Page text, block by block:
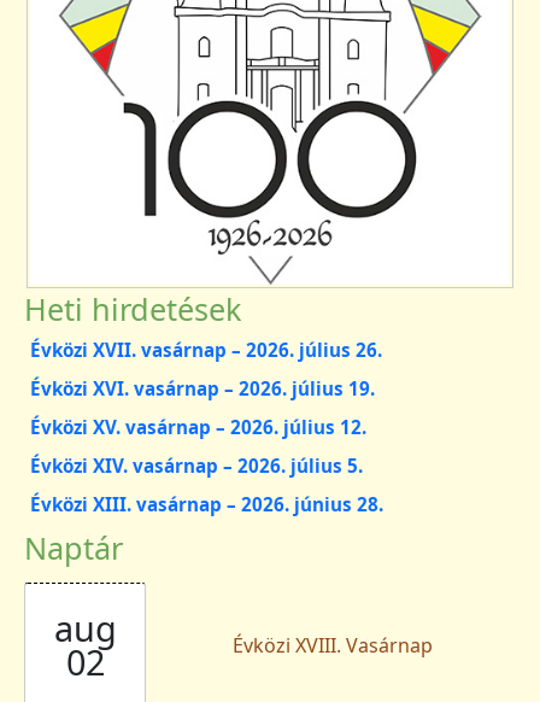
Heti hirdetések
Évközi XVII. vasárnap – 2026. július 26.
Évközi XVI. vasárnap – 2026. július 19.
Évközi XV. vasárnap – 2026. július 12.
Évközi XIV. vasárnap – 2026. július 5.
Évközi XIII. vasárnap – 2026. június 28.
Naptár
aug
02 Évközi XVIII. Vasárnap